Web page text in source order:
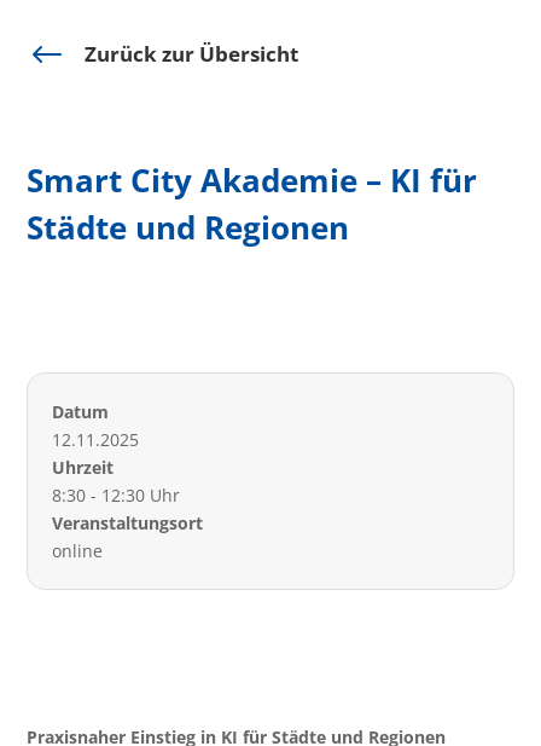
# Zurück zur Übersicht
Smart City Akademie – KI für
Städte und Regionen
Datum
12.11.2025
Uhrzeit
8:30 - 12:30 Uhr
Veranstaltungsort
online
Praxisnaher Einstieg in KI für Städte und Regionen